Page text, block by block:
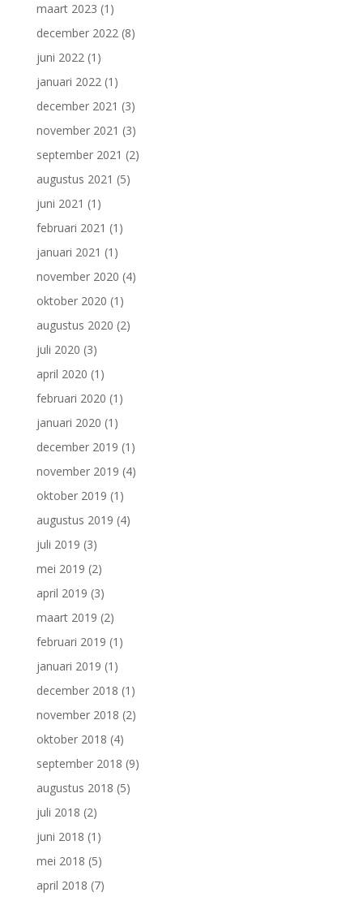
maart 2023 (1)
december 2022(8)
juni 2022(1)
januari 2022(1)
december 2021 (3)
november 2021 (3)
september 2021 (2)
augustus 2021 (5)
juni 2021 (1)
februari 2021 (1)
januari 2021 (1)
november 2020 (4)
oktober 2020 (1)
augustus 2020 (2)
juli 2020 (3)
april 2020 (1)
februari 2020 (1)
januari 2020 (1)
december 2019 (1)
november 2019 (4)
oktober 2019 (1)
augustus 2019 (4)
juli 2019 (3)
mei 2019 (2)
april 2019 (3)
maart 2019 (2)
februari 2019 (1)
januari 2019 (1)
december 2018 (1)
november 2018 (2)
oktober 2018 (4)
september 2018 (9)
augustus 2018 (5)
juli 2018 (2)
juni 2018 (1)
mei 2018 (5)
april 2018 (7)